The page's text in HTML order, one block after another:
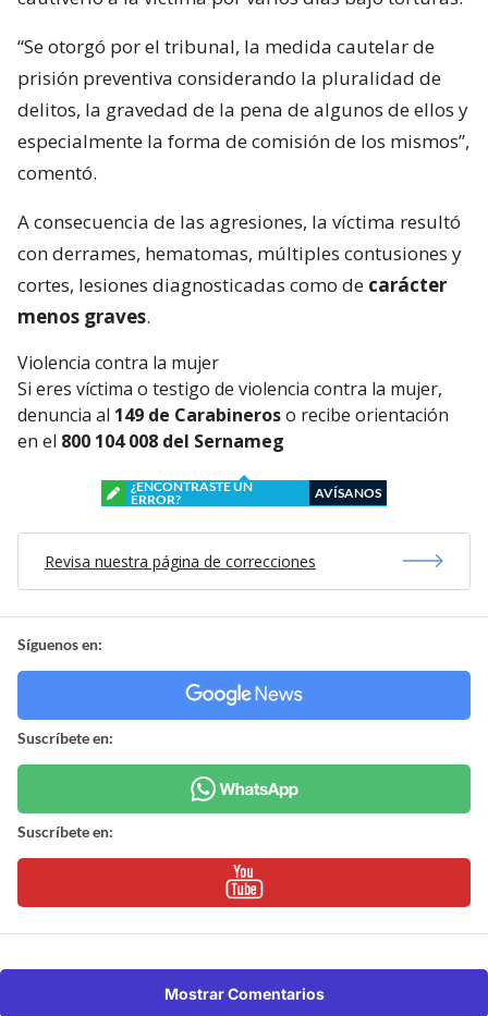
“Se otorgó por el tribunal, la medida cautelar de
prisión preventiva considerando la pluralidad de
delitos, la gravedad de la pena de algunos de ellos y
especialmente la forma de comisión de los mismos”,
comentó.
A consecuencia de las agresiones, la víctima resultó
con derrames, hematomas, múltiples contusiones y
cortes, lesiones diagnosticadas como de carácter
menos graves.
Violencia contra la mujer
Si eres víctima o testigo de violencia contra la mujer,
denuncia al 149 de Carabineroso recibe orientación
en el 800 104 008 del Sernameg
¿ENCONTRASTE UN
ERROR?
AVÍSANOS
Revisa nuestra página de correcciones
Síguenos en:
Suscríbete en:
Suscríbete en:
Mostrar Comentarios